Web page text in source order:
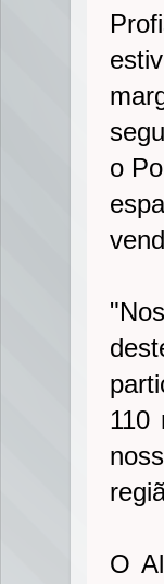
o
110
O